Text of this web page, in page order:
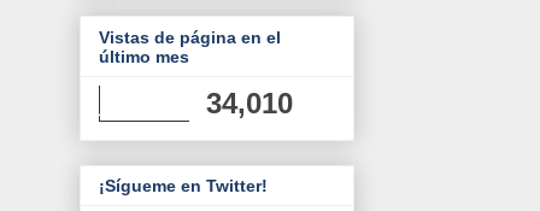
Vistas de página en el
último mes
34,010
¡Sígueme en Twitter!